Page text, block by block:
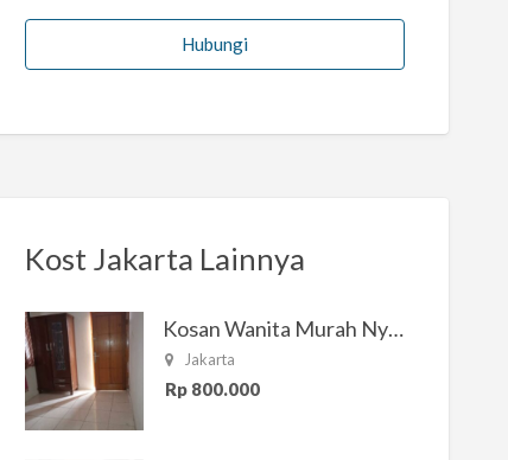
Hubungi
Kost Jakarta Lainnya
Kosan Wanita Murah Nyaman di Jakarta Selatan
Jakarta
Rp 800.000